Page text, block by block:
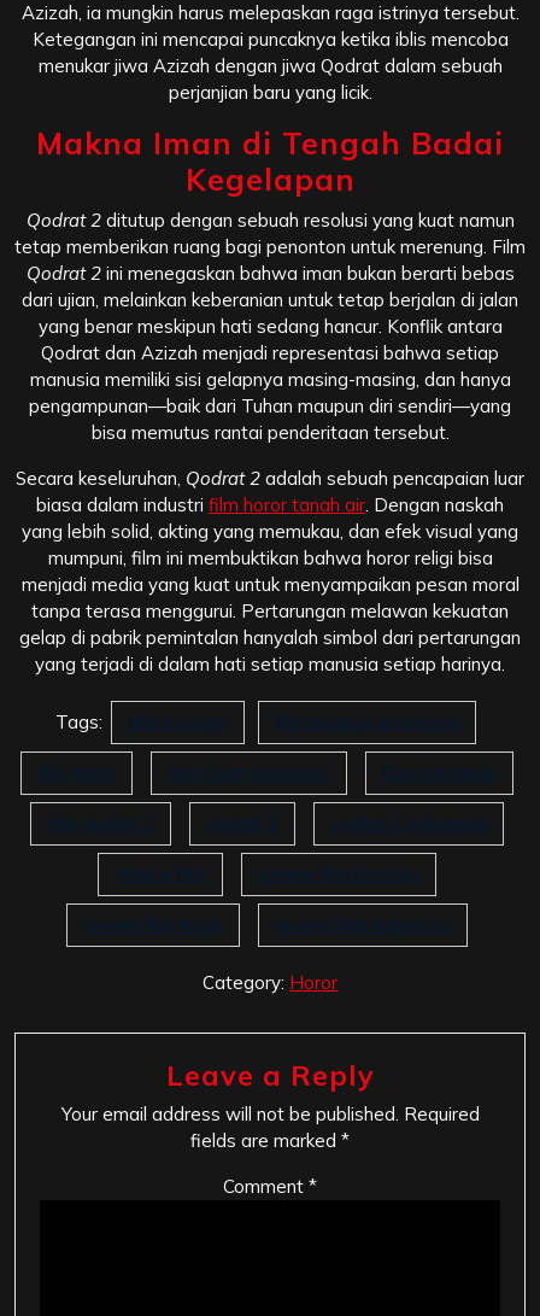
Azizah, ia mungkin harus melepaskan raga istrinya tersebut.
Ketegangan ini mencapai puncaknya ketika iblis mencoba
menukar jiwa Azizah dengan jiwa Qodrat dalam sebuah
perjanjian baru yang licik.
Makna Iman di Tengah Badai
Kegelapan
Qodrat 2ditutup dengan sebuah resolusi yang kuat namun
tetap memberikan ruang bagi penonton untuk merenung. Film
Qodrat 2ini menegaskan bahwa iman bukan berarti bebas
dari ujian, melainkan keberanian untuk tetap berjalan di jalan
yang benar meskipun hati sedang hancur. Konflik antara
Qodrat dan Azizah menjadi representasi bahwa setiap
manusia memiliki sisi gelapnya masing-masing, dan hanya
pengampunan—baik dari Tuhan maupun diri sendiri—yang
bisa memutus rantai penderitaan tersebut.
Secara keseluruhan, Qodrat 2 adalah sebuah pencapaian luar
biasa dalam industri film horor tanah air. Dengan naskah
yang lebih solid, akting yang memukau, dan efek visual yang
mumpuni, film ini membuktikan bahwa horor religi bisa
menjadi media yang kuat untuk menyampaikan pesan moral
tanpa terasa menggurui. Pertarungan melawan kekuatan
gelap di pabrik pemintalan hanyalah simbol dari pertarungan
yang terjadi di dalam hati setiap manusia setiap harinya.
Tags: film bioskop film bioskop indonesia
film horor film horor indonesia film indonesia
film qodrat 2 qodrat 2 qodrat 2 indonesia
review film review film bioskop
review film horor review film indonesia
Category: Horor
Leave a Reply
Your email address will not be published. Required
fields are marked *
Comment *